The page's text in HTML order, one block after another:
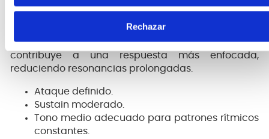
Rechazar
y sustain controlado. Su tamaño genera un tono
medio que se integra fácilmente en secciones
rítmicas sin dominar la mezcla. El acabado negro
contribuye a una respuesta más enfocada,
reduciendo resonancias prolongadas.
Ataque definido.
Sustain moderado.
Tono medio adecuado para patrones rítmicos
constantes.